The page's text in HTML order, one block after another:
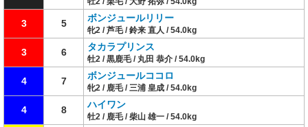
3 5 ボンジュールリリー
牝2 / 芦毛 / 鈴来 直人 / 54.0kg
3 6 タカラプリンス
牡2 / 黒鹿毛 / 丸田 恭介 / 54.0kg
4 7 ボンジュールココロ
牝2 / 鹿毛 / 三浦 皇成 / 54.0kg
4 8 ハイワン
牡2 / 鹿毛 / 柴山 雄一 / 54.0kg